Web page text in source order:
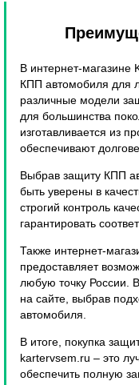
В интернет-магазине
КПП автомобиля для
различные модели
для большинства
изготавливается из
обеспечивают
Выбрав защиту КПП
быть уверены в
строгий контроль
гарантировать
Также интернет-
предоставляет
любую точку России.
на сайте, выбрав
автомобиля.
В итоге, покупка
kartervsem.ru – это
обеспечить полную